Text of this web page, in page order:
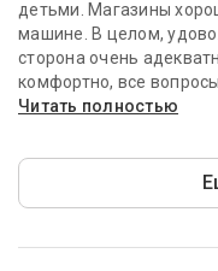
детьми. Магазины
машине. В целом,
сторона очень
комфортно, все
Читать полностью